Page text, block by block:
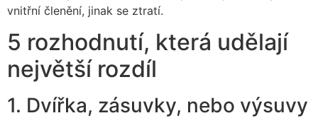
vnitřní členění, jinak se ztratí.
5 rozhodnutí, která udělají
největší rozdíl
1. Dvířka, zásuvky, nebo výsuvy